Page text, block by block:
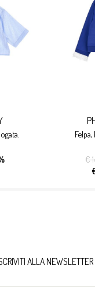
€
ALLA NEWSLETTER